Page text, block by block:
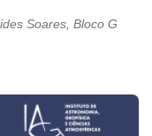
Soares, Bloco G